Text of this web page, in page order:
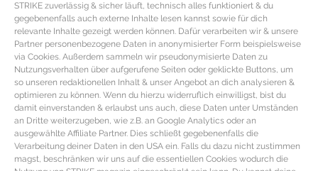
STRIKE zuverlässig & sicher läuft, technisch alles funktioniert & du
gegebenenfalls auch externe Inhalte lesen kannst sowie für dich
relevante Inhalte gezeigt werden können. Dafür verarbeiten wir & unsere
Partner personenbezogene Daten in anonymisierter Form beispielsweise
via Cookies. Außerdem sammeln wir pseudonymisierte Daten zu
Nutzungsverhalten über aufgerufene Seiten oder geklickte Buttons, um
so unseren redaktionellen Inhalt & unser Angebot an dich analysieren &
optimieren zu können. Wenn du hierzu widerruflich einwilligst, bist du
damit einverstanden & erlaubst uns auch, diese Daten unter Umständen
an Dritte weiterzugeben, wie z.B. an Google Analytics oder an
ausgewählte Affiliate Partner. Dies schließt gegebenenfalls die
Verarbeitung deiner Daten in den USA ein. Falls du dazu nicht zustimmen
magst, beschränken wir uns auf die essentiellen Cookies wodurch die